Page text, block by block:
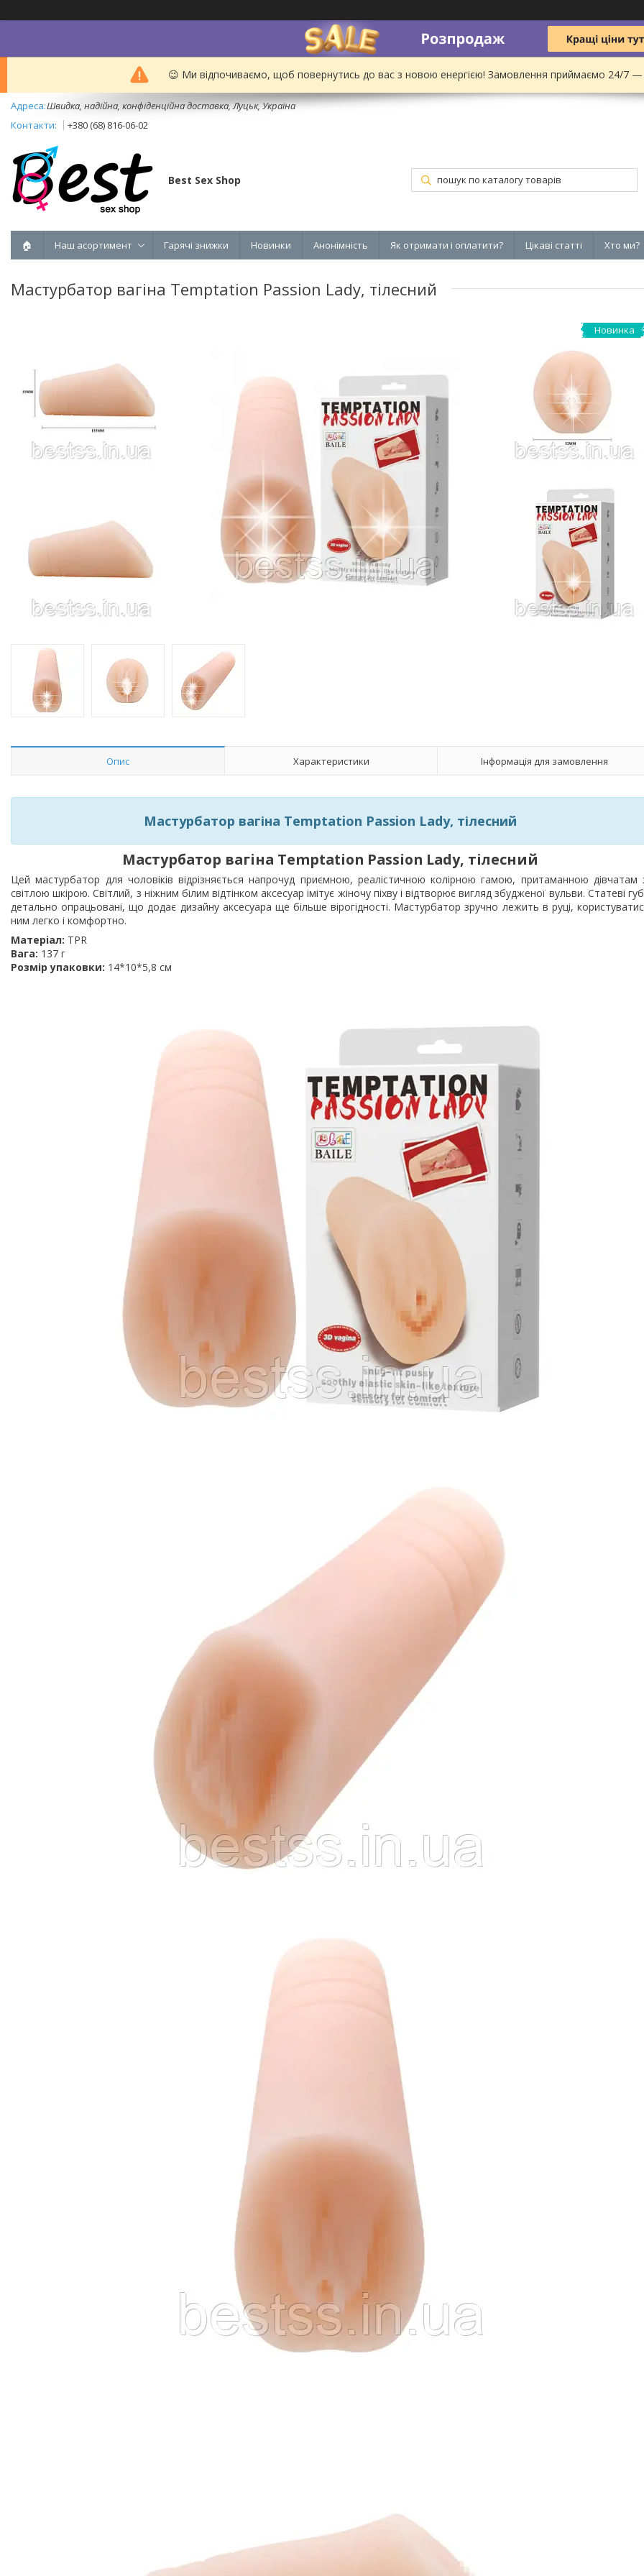
😉 Ми відпочиваємо, щоб повернутись до вас з новою енергією! Замовлення приймаємо 24/7
Швидка, надійна, конфіденційна доставка, Луцьк, Україна
+380 (68) 816-06-02
Best Sex Shop
🏠 Наш асортимент Гарячі знижки Новинки Анонімність Як отримати і оплатити? Цікаві статті Хто ми?
Мастурбатор вагіна Temptation Passion Lady, тілесний
Новинка
Опис Характеристики Інформація для замовлення
Мастурбатор вагіна Temptation Passion Lady, тілесний
Мастурбатор вагіна Temptation Passion Lady, тілесний
Цей мастурбатор для чоловіків відрізняється напрочуд приємною, реалістичною колірною гамою, притаманною дівчатам
світлою шкірою. Світлий, з ніжним білим відтінком аксесуар імітує жіночу піхву і відтворює вигляд збудженої вульви. Статеві
детально опрацьовані, що додає дизайну аксесуара ще більше вірогідності. Мастурбатор зручно лежить в руці,
ним легко і комфортно.
Матеріал: TPR
Вага: 137 г
Розмір упаковки: 14*10*5,8 см